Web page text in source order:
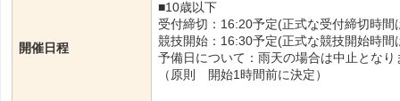
開催日程
■10歳以下
受付締切：16:20予定(正式な受付締切時
競技開始：16:30予定(正式な競技開始時
予備日について：雨天の場合は中止となり
（原則 開始1時間前に決定）